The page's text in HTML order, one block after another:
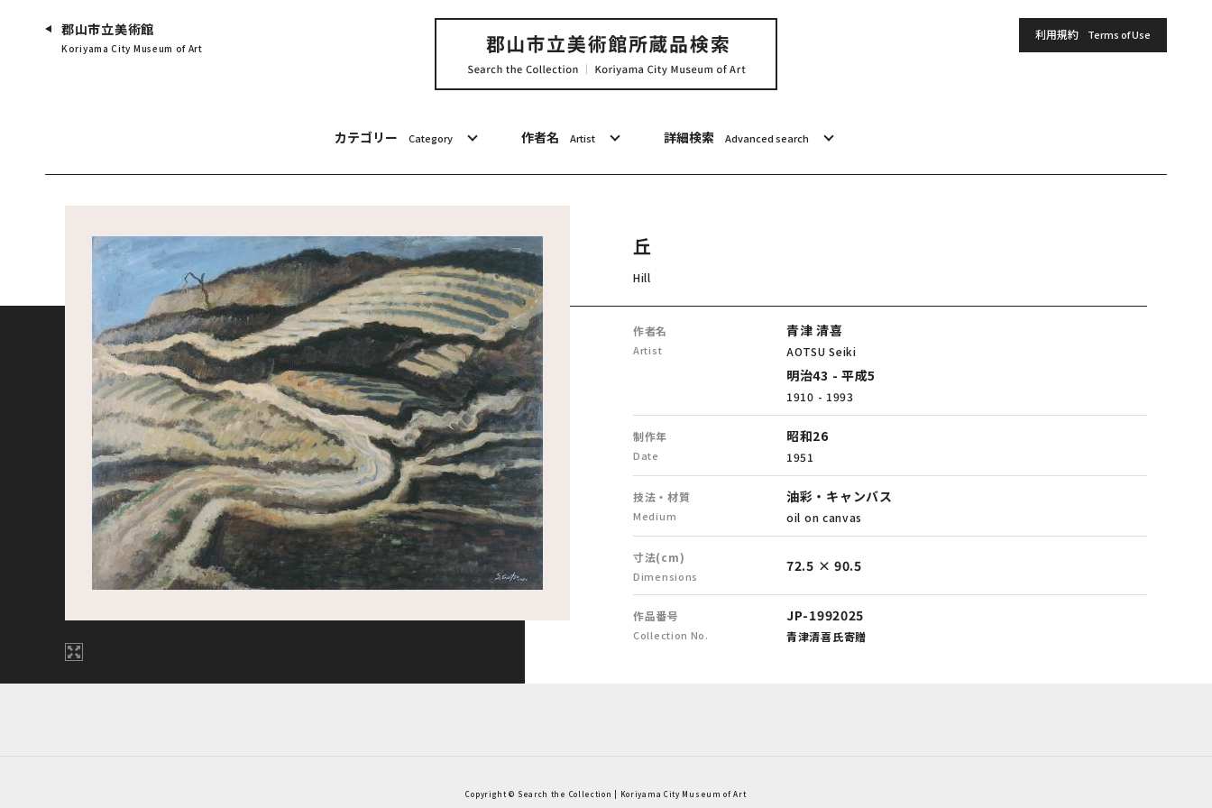
カテゴリー Category 作者名 Artist 詳細検索 Advanced search
利用規約 Terms of Use
郡山市立美術館
Koriyama City Museum of Art
丘
Hill
作者名
Artist
青津 清喜
AOTSU Seiki
明治43 - 平成5
1910 - 1993
制作年
Date
昭和26
1951
技法・材質
Medium
油彩・キャンバス
oil on canvas
寸法(cm)
Dimensions
72.5 × 90.5
作品番号
Collection No.
JP-1992025
青津清喜氏寄贈
Copyright © Search the Collection | Koriyama City Museum of Art